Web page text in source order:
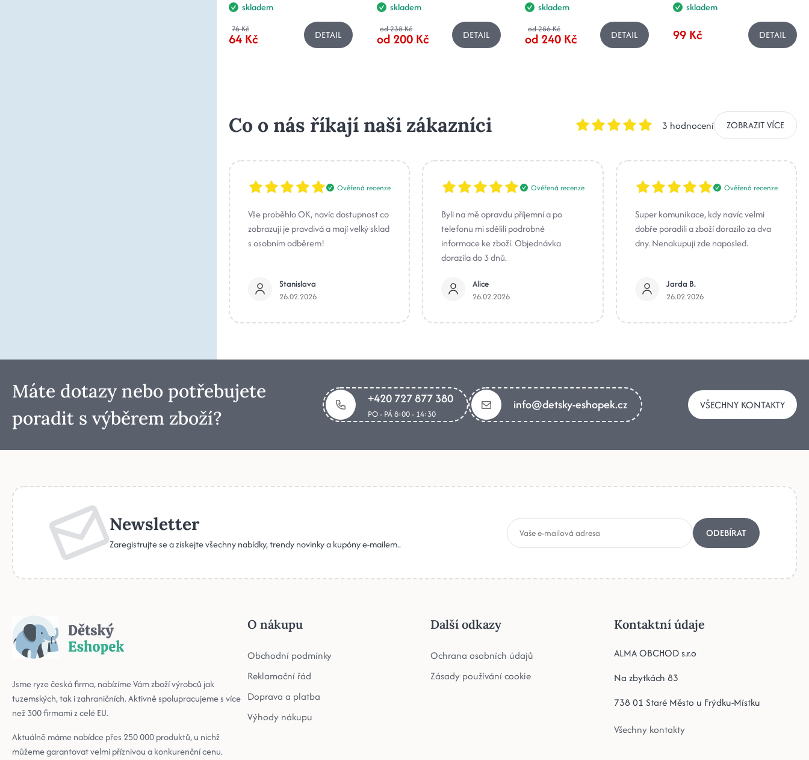
skladem
76 Kč
64 Kč DETAIL
skladem
od 238 Kč
od 200 Kč DETAIL
skladem
od 286 Kč
od 240 Kč DETAIL
skladem
99 Kč DETAIL
Co o nás říkají naši zákazníci 3 hodnocení ZOBRAZIT VÍCE
Ověřená recenze
Vše proběhlo OK, navíc dostupnost co
zobrazují je pravdivá a mají velký sklad
s osobním odběrem!
Stanislava
26.02.2026
Ověřená recenze
Byli na mě opravdu příjemní a po
telefonu mi sdělili podrobné
informace ke zboží. Objednávka
dorazila do 3 dnů.
Alice
26.02.2026
Ověřená recenze
Super komunikace, kdy navíc velmi
dobře poradili a zboží dorazilo za dva
dny. Nenakupuji zde naposled.
Jarda B.
26.02.2026
Máte dotazy nebo potřebujete
poradit s výběrem zboží?
+420 727 877 380
PO - PÁ 8:00 - 14:30
info@detsky-eshopek.cz VŠECHNY KONTAKTY
Newsletter
Zaregistrujte se a získejte všechny nabídky, trendy novinky a kupóny e-mailem..
ODEBÍRAT
Jsme ryze česká firma, nabízíme Vám zboží výrobců jak
tuzemských, tak i zahraničních. Aktivně spolupracujeme s více
než 300 firmami z celé EU.
Aktuálně máme nabídce přes 250 000 produktů, u nichž
můžeme garantovat velmi příznivou a konkurenční cenu.
O nákupu
Obchodní podmínky
Reklamační řád
Doprava a platba
Výhody nákupu
Další odkazy
Ochrana osobních údajů
Zásady používání cookie
Kontaktní údaje
ALMA OBCHOD s.r.o
Na zbytkách 83
738 01 Staré Město u Frýdku-Místku
Všechny kontakty